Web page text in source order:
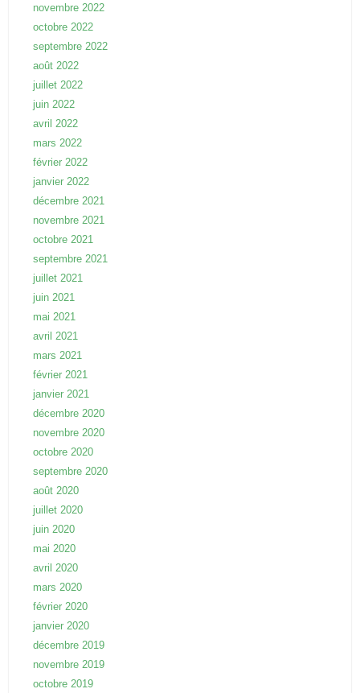
novembre 2022
octobre 2022
septembre 2022
août 2022
juillet 2022
juin 2022
avril 2022
mars 2022
février 2022
janvier 2022
décembre 2021
novembre 2021
octobre 2021
septembre 2021
juillet 2021
juin 2021
mai 2021
avril 2021
mars 2021
février 2021
janvier 2021
décembre 2020
novembre 2020
octobre 2020
septembre 2020
août 2020
juillet 2020
juin 2020
mai 2020
avril 2020
mars 2020
février 2020
janvier 2020
décembre 2019
novembre 2019
octobre 2019